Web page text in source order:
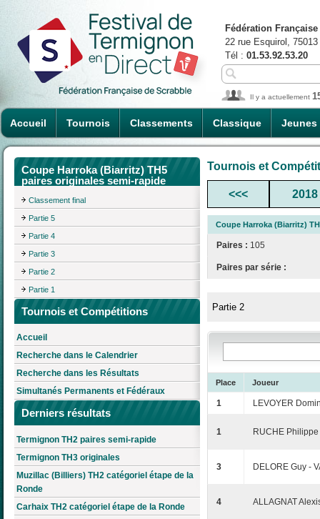
Accueil Tournois Classements Classique Jeunes
Fédération
22 rue Esquirol,
Tél : 01.53.92.53.20
Il y a actuellement
Coupe Harroka (Biarritz) TH5
paires originales semi-rapide
Classement final
Partie 5
Partie 4
Partie 3
Partie 2
Partie 1
Tournois et Compétitions
Accueil
Recherche dans le Calendrier
Recherche dans les Résultats
Simultanés Permanents et Fédéraux
Derniers résultats
Termignon TH2 paires semi-rapide
Termignon TH3 originales
Muzillac (Billiers) TH2 catégoriel étape de la
Ronde
Carhaix TH2 catégoriel étape de la Ronde
Tournois et
<<< 2018
Coupe Harroka (Biarritz)
Paires : 105
Paires par série :
Partie 2
Place Joueur
1 LEVOYER
1 RUCHE
3 DELORE Guy -
4 ALLAGNAT